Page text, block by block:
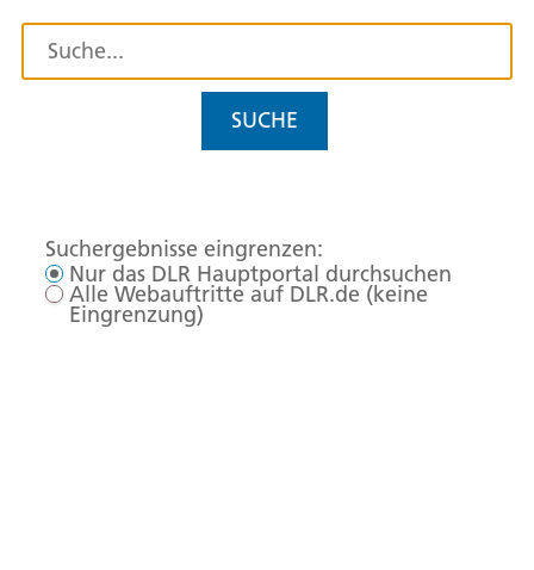
SUCHE
Suchergebnisse eingrenzen:
Nur das DLR Hauptportal durchsuchen
Alle Webauftritte auf DLR.de (keine
Eingrenzung)